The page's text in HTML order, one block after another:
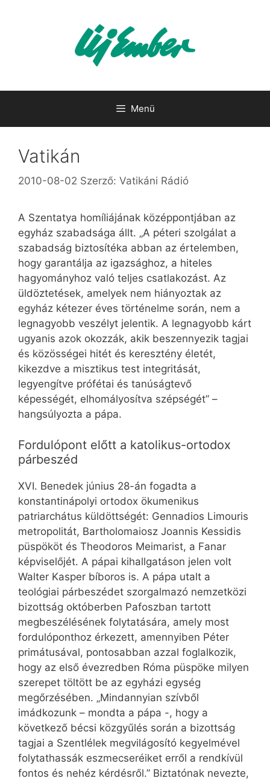
Menü
Vatikán
2010-08-02 Szerző: Vatikáni Rádió
A Szentatya homíliájának középpontjában az
egyház szabadsága állt. „A péteri szolgálat a
szabadság biztosítéka abban az értelemben,
hogy garantálja az igazsághoz, a hiteles
hagyományhoz való teljes csatlakozást. Az
üldöztetések, amelyek nem hiányoztak az
egyház kétezer éves történelme során, nem a
legnagyobb veszélyt jelentik. A legnagyobb kárt
ugyanis azok okozzák, akik beszennyezik tagjai
és közösségei hitét és keresztény életét,
kikezdve a misztikus test integritását,
legyengítve prófétai és tanúságtevő
képességét, elhomályosítva szépségét” –
hangsúlyozta a pápa.
Fordulópont előtt a katolikus-ortodox
párbeszéd
XVI. Benedek június 28-án fogadta a
konstantinápolyi ortodox ökumenikus
patriarchátus küldöttségét: Gennadios Limouris
metropolitát, Bartholomaiosz Joannis Kessidis
püspököt és Theodoros Meimarist, a Fanar
képviselőjét. A pápai kihallgatáson jelen volt
Walter Kasper bíboros is. A pápa utalt a
teológiai párbeszédet szorgalmazó nemzetközi
bizottság októberben Pafoszban tartott
megbeszélésének folytatására, amely most
fordulóponthoz érkezett, amennyiben Péter
primátusával, pontosabban azzal foglalkozik,
hogy az első évezredben Róma püspöke milyen
szerepet töltött be az egyházi egység
megőrzésében. „Mindannyian szívből
imádkozunk – mondta a pápa -, hogy a
következő bécsi közgyűlés során a bizottság
tagjai a Szentlélek megvilágosító kegyelmével
folytathassák eszmecseréiket erről a rendkívül
fontos és nehéz kérdésről.” Biztatónak nevezte,